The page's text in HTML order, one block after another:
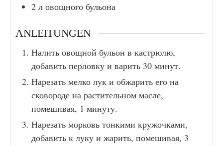
2 л овощного бульона
ANLEITUNGEN
Налить овощной бульон в кастрюлю,
добавить перловку и варить 30 минут.
Нарезать мелко лук и обжарить его на
сковороде на растительном масле,
помешивая, 1 минуту.
Нарезать морковь тонкими кружочками,
добавить к луку и жарить, помешивая, 3